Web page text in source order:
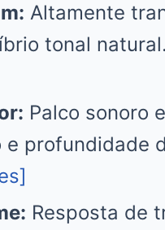
Altamente
tonal
Palco sonoro
e profundidade
Resposta de